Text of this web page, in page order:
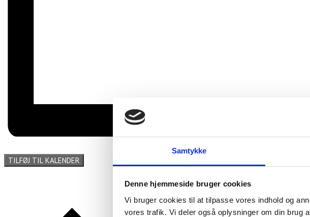
Samtykke
Denne hjemmeside bruger cookies
Vi bruger cookies til at tilpasse vores indhold og
vores trafik. Vi deler også oplysninger om din brug
TILFØJ TIL KALENDER